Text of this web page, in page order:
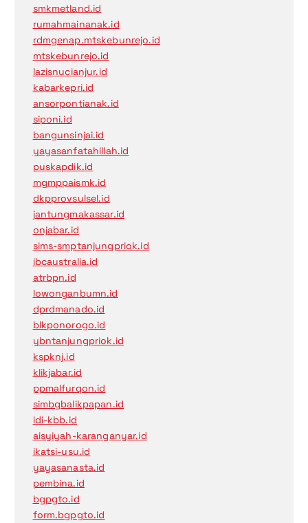
smkmetland.id
rumahmainanak.id
rdmgenap.mtskebunrejo.id
mtskebunrejo.id
lazisnucianjur.id
kabarkepri.id
ansorpontianak.id
siponi.id
bangunsinjai.id
yayasanfatahillah.id
puskapdik.id
mgmppaismk.id
dkpprovsulsel.id
jantungmakassar.id
onjabar.id
sims-smptanjungpriok.id
ibcaustralia.id
atrbpn.id
lowonganbumn.id
dprdmanado.id
blkponorogo.id
ybntanjungpriok.id
kspknj.id
klikjabar.id
ppmalfurqon.id
simbgbalikpapan.id
idi-kbb.id
aisyiyah-karanganyar.id
ikatsi-usu.id
yayasanasta.id
pembina.id
bgpgto.id
form.bgpgto.id